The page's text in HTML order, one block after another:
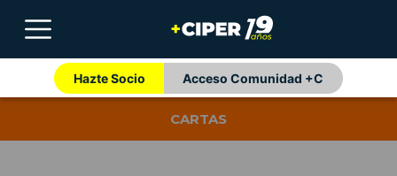
Hazte Socio Acceso Comunidad +C
CARTAS